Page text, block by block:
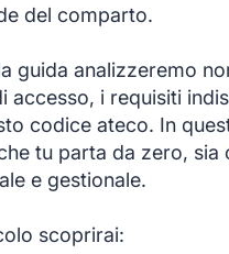
del comparto.
guida analizzeremo
accesso, i requisiti
codice ateco. In
tu parta da zero,
e gestionale.
scoprirai: